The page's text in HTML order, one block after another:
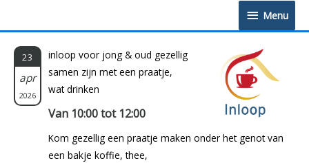
Menu
Menu
23
apr
2026
inloop voor jong & oud gezellig
samen zijn met een praatje,
wat drinken
Van 10:00 tot 12:00
Kom gezellig een praatje maken onder het genot van
een bakje koffie, thee,